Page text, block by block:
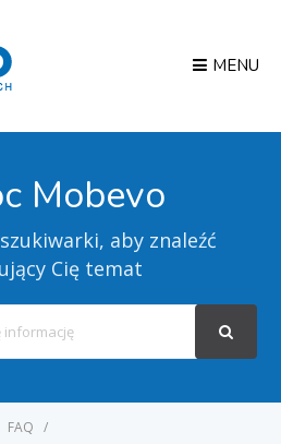
MENU
Mobevo
aby znaleźć
Cię temat
For
FAQ